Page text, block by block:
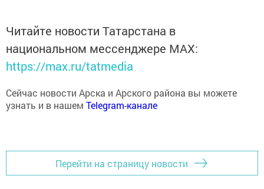
Читайте новости Татарстана в
национальном мессенджере MАХ:
https://max.ru/tatmedia
Сейчас новости Арска и Арского района вы можете
узнать и в нашемTelegram-канале
Перейти на страницу новости